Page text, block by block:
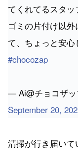
てくれてるスタ
ゴミの片付け以
て、ちょっと安心
#chocozap
— Ai@チョコザッ
September 20,
清掃が行き届いて